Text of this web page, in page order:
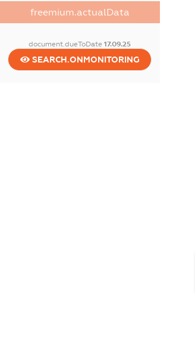
freemium.actualData
document.dueToDate17.09.25
SEARCH.ONMONITORING